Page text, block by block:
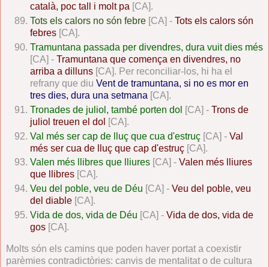
català, poc tall i molt pa [CA].
Tots els calors no són febre [CA] - Tots els calors són
febres [CA].
Tramuntana passada per divendres, dura vuit dies més
[CA] - Tramuntana que comença en divendres, no
arriba a dilluns [CA]. Per reconciliar-los, hi ha el
refrany que diu Vent de tramuntana, si no es mor en
tres dies, dura una setmana [CA].
Tronades de juliol, també porten dol [CA] - Trons de
juliol treuen el dol [CA].
Val més ser cap de lluç que cua d'estruç [CA] - Val
més ser cua de lluç que cap d'estruç [CA].
Valen més llibres que lliures [CA] - Valen més lliures
que llibres [CA].
Veu del poble, veu de Déu [CA] - Veu del poble, veu
del diable [CA].
Vida de dos, vida de Déu [CA] - Vida de dos, vida de
gos [CA].
Molts són els camins que poden haver portat a coexistir
parèmies contradictòries: canvis de mentalitat o de cultura